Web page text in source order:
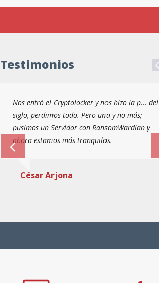
Testimonios
Nos entró el Cryptolocker y nos hizo la p... del
siglo, perdimos todo. Pero una y no más;
pusimos un Servidor con RansomWardian y
ahora estamos más tranquilos.
César Arjona